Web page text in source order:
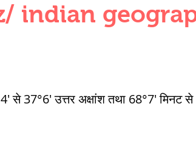
वैदिक सभ्यता : Vedic
indian
से 37°6' उत्तर अक्षांश तथा 68°7' मिनट से